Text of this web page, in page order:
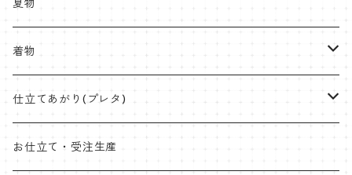
九寸名古屋
首里織
博多織
ミンサー
角帯
オリジナル角帯
兵児帯(仕立て上がり)
袋帯
ラタンハンドル
ワイドサイズ
クラッチバッグ
夏物
着物
片貝木綿
小千谷縮
仕立てあがり(プレタ)
帯
お仕立て・受注生産